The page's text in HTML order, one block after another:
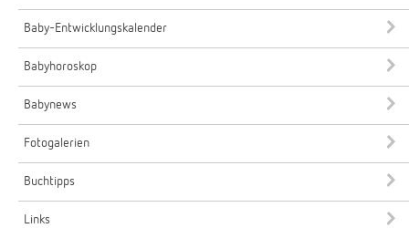
Baby-Entwicklungskalender
Babyhoroskop
Babynews
Fotogalerien
Buchtipps
Links